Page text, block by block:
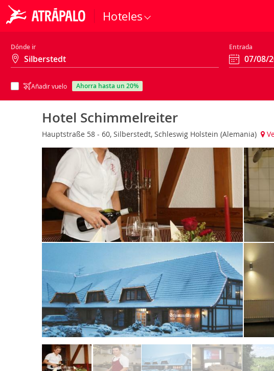
Hoteles
Dónde ir Entrada
Añadir vuelo ahorra hasta un 20%
Hotel Schimmelreiter
Hauptstraße 58 - 60, Silberstedt, Schleswig Holstein (Alemania)